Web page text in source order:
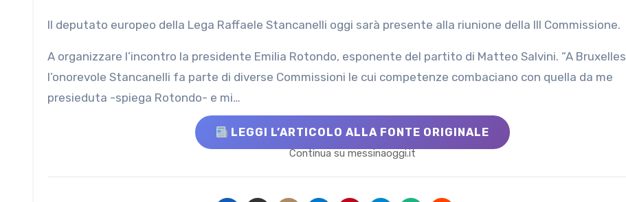
Il deputato europeo della Lega Raffaele Stancanelli oggi sarà presente alla riunione della III Commissione.
A organizzare l’incontro la presidente Emilia Rotondo, esponente del partito di Matteo Salvini. “A Bruxelles
l’onorevole Stancanelli fa parte di diverse Commissioni le cui competenze combaciano con quella da me
presieduta -spiega Rotondo- e mi…
LEGGI L’ARTICOLO ALLA FONTE ORIGINALE
Continua su messinaoggi.it